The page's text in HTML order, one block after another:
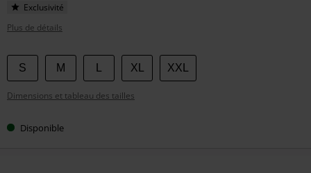
Exclusivité
Plus de détails
Choisissez
votre
taille
S M XL XXL
Dimensions et tableau des tailles
Disponible